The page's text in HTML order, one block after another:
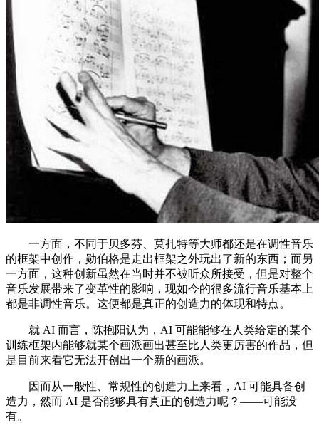
一方面，不同于贝多芬、莫扎特等大师都还是在调性音乐
的框架中创作，勋伯格是走出框架之外玩出了新的东西；而另
一方面，这种创新虽然在当时并不被听众所接受，但是对整个
音乐发展带来了变革性的影响，现如今的很多流行音乐基本上
都是非调性音乐。这便都是真正的创造力的体现和特点。
就 AI 而言，陈抱阳认为，AI 可能能够在人类给定的某个
训练框架内能够就某个画派画出甚至比人类更厉害的作品，但
是目前来看它无法开创出一个新的画派。
因而从一般性、常规性的创造力上来看，AI 可能具备创
造力，然而 AI 是否能够具有真正的创造力呢？——可能没
有。